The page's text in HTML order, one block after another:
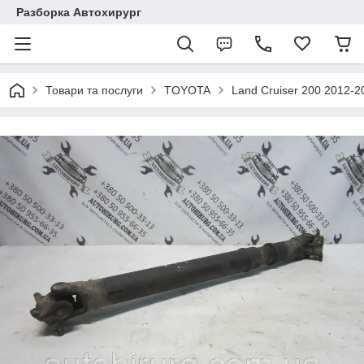
Разборка Автохирург
Товари та послуги TOYOTA Land Cruiser 200 2012-